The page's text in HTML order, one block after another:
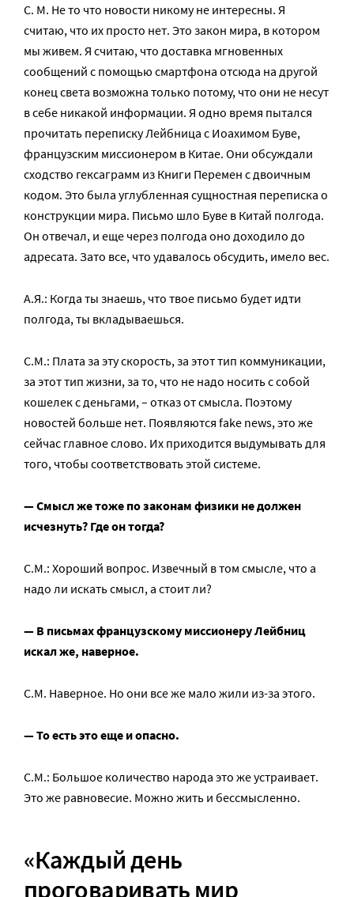
С. М. Не то что новости никому не интересны. Я
считаю, что их просто нет. Это закон мира, в котором
мы живем. Я считаю, что доставка мгновенных
сообщений с помощью смартфона отсюда на другой
конец света возможна только потому, что они не несут
в себе никакой информации. Я одно время пытался
прочитать переписку Лейбница с Иоахимом Буве,
французским миссионером в Китае. Они обсуждали
сходство гексаграмм из Книги Перемен с двоичным
кодом. Это была углубленная сущностная переписка о
конструкции мира. Письмо шло Буве в Китай полгода.
Он отвечал, и еще через полгода оно доходило до
адресата. Зато все, что удавалось обсудить, имело вес.
А.Я.: Когда ты знаешь, что твое письмо будет идти
полгода, ты вкладываешься.
С.М.: Плата за эту скорость, за этот тип коммуникации,
за этот тип жизни, за то, что не надо носить с собой
кошелек с деньгами, – отказ от смысла. Поэтому
новостей больше нет. Появляются fake news, это же
сейчас главное слово. Их приходится выдумывать для
того, чтобы соответствовать этой системе.
— Смысл же тоже по законам физики не должен
исчезнуть? Где он тогда?
С.М.: Хороший вопрос. Извечный в том смысле, что а
надо ли искать смысл, а стоит ли?
— В письмах французскому миссионеру Лейбниц
искал же, наверное.
С.М. Наверное. Но они все же мало жили из-за этого.
— То есть это еще и опасно.
С.М.: Большое количество народа это же устраивает.
Это же равновесие. Можно жить и бессмысленно.
«Каждый день
проговаривать мир